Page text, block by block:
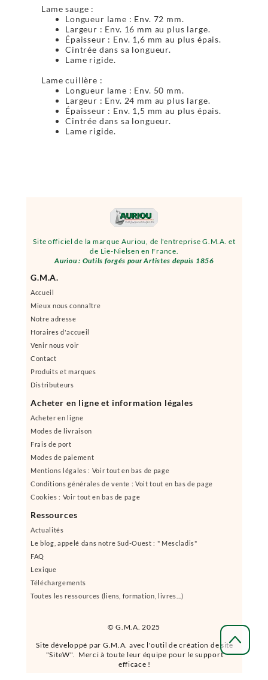
© G.M.A. 2025
Site officiel de la marque Auriou, de l'entreprise G.M.A. et
de Lie-Nielsen en France.
Auriou : Outils forgés pour Artistes depuis 1856
Site développé par G.M.A. avec l'outil de création de site
"SiteW". Merci à toute leur équipe pour le support
efficace !
G.M.A.
Accueil
Mieux nous connaître
Notre adresse
Horaires d'accueil
Venir nous voir
Contact
Produits et marques
Distributeurs
Acheter en ligne et information légales
Acheter en ligne
Modes de livraison
Frais de port
Modes de paiement
Mentions légales : Voir tout en bas de page
Conditions générales de vente : Voit tout en bas de page
Cookies : Voir tout en bas de page
Ressources
Actualités
Le blog, appelé dans notre Sud-Ouest : " Mescladis"
FAQ
Lexique
Téléchargements
Toutes les ressources (liens, formation, livres...)
Lame sauge :
Longueur lame : Env. 72 mm.
Largeur : Env. 16 mm au plus large.
Épaisseur : Env. 1,6 mm au plus épais.
Cintrée dans sa longueur.
Lame rigide.
Lame cuillère :
Longueur lame : Env. 50 mm.
Largeur : Env. 24 mm au plus large.
Épaisseur : Env. 1,5 mm au plus épais.
Cintrée dans sa longueur.
Lame rigide.